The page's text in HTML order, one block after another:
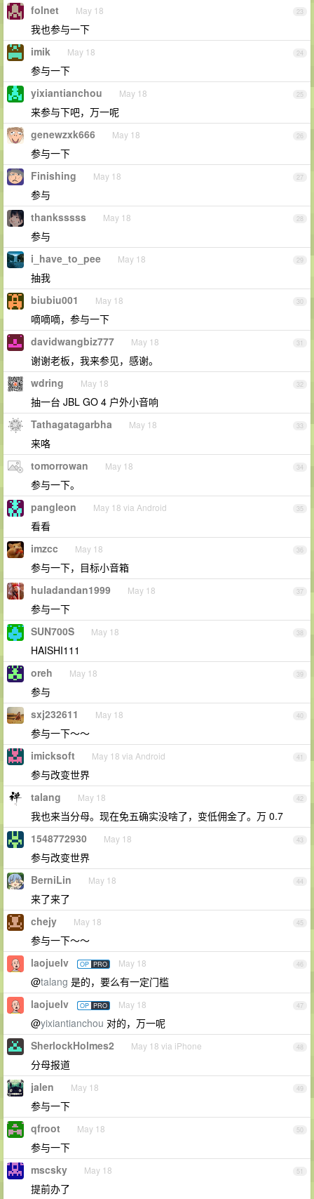
23
folnet May 18
我也参与一下
24
imik May 18
参与一下
25
yixiantianchou May 18
来参与下吧，万一呢
26
genewzxk666 May 18
参与一下
27
Finishing May 18
参与
28
thanksssss May 18
参与
29
i_have_to_pee May 18
抽我
30
biubiu001 May 18
嘀嘀嘀，参与一下
31
davidwangbiz777 May 18
谢谢老板，我来参见，感谢。
32
wdring May 18
抽一台 JBL GO 4 户外小音响
33
Tathagatagarbha May 18
来咯
34
tomorrowan May 18
参与一下。
35
pangleon May 18 via Android
看看
36
imzcc May 18
参与一下，目标小音箱
37
huladandan1999 May 18
参与一下
38
SUN700S May 18
HAISHI111
39
oreh May 18
参与
40
sxj232611 May 18
参与一下～～
41
imicksoft May 18 via Android
参与改变世界
42
talang May 18
我也来当分母。现在免五确实没啥了，变低佣金了。万 0.7
43
1548772930 May 18
参与改变世界
44
BerniLin May 18
来了来了
45
chejy May 18
参与一下～～
46
laojuelv OP PRO May 18
@talang 是的，要么有一定门槛
47
laojuelv OP PRO May 18
@yixiantianchou 对的，万一呢
48
SherlockHolmes2 May 18 via iPhone
分母报道
49
jalen May 18
参与一下
50
qfroot May 18
参与一下
51
mscsky May 18
提前办了